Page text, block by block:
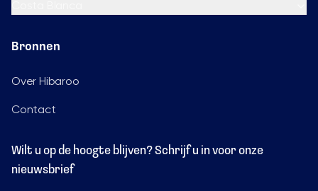
Bronnen
Over Hibaroo
Contact
Wilt u op de hoogte blijven? Schrijf u in voor onze
nieuwsbrief